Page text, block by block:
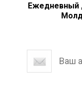
Ежедневный